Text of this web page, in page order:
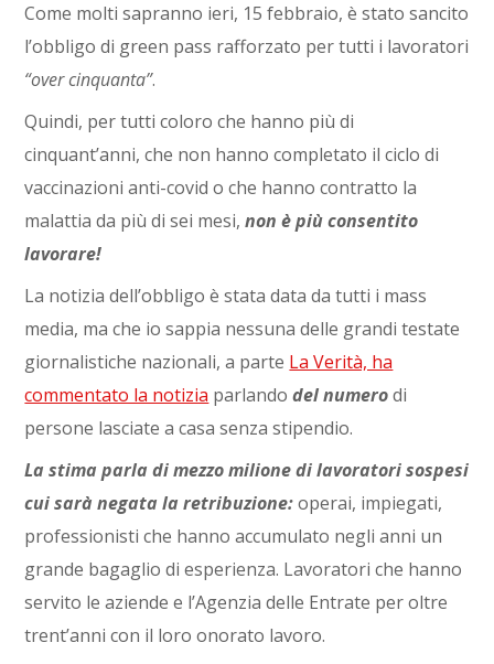
Come molti sapranno ieri, 15 febbraio, è stato sancito
l’obbligo di green pass rafforzato per tutti i lavoratori
“over cinquanta”.
Quindi, per tutti coloro che hanno più di
cinquant’anni, che non hanno completato il ciclo di
vaccinazioni anti-covid o che hanno contratto la
malattia da più di sei mesi,non è più consentito
lavorare!
La notizia dell’obbligo è stata data da tutti i mass
media, ma che io sappia nessuna delle grandi testate
giornalistiche nazionali, a parte La Verità, ha
commentato la notizia parlandodel numerodi
persone lasciate a casa senza stipendio.
La stima parla di mezzo milione di lavoratori sospesi
cui sarà negata la retribuzione:operai, impiegati,
professionisti che hanno accumulato negli anni un
grande bagaglio di esperienza. Lavoratori che hanno
servito le aziende e l’Agenzia delle Entrate per oltre
trent’anni con il loro onorato lavoro.